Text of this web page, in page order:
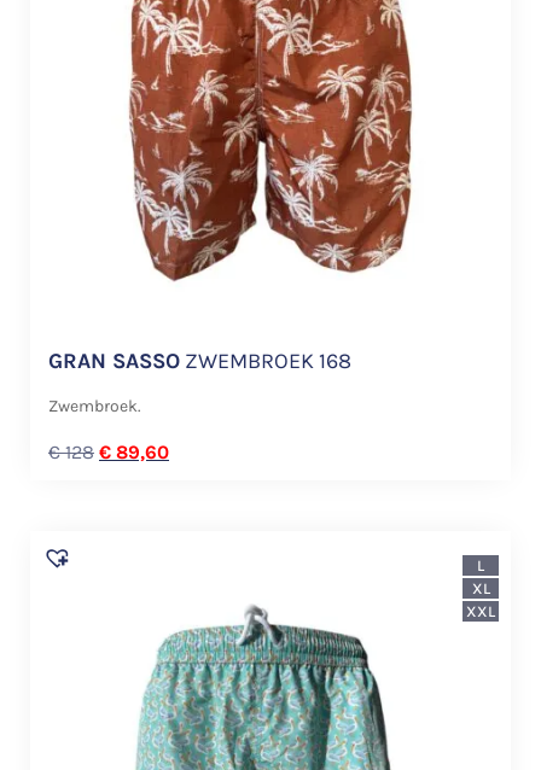
GRAN SASSO ZWEMBROEK 168
Zwembroek.
€128 € 89,60
L
XL
XXL